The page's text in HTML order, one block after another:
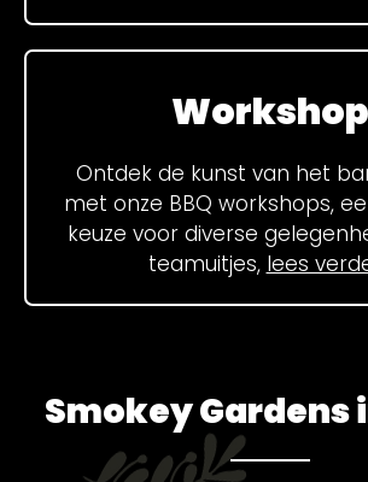
Workshop
Ontdek de kunst van het
met onze BBQ workshops,
keuze voor diverse
teamuitjes, lees
⁠Smokey Gardens